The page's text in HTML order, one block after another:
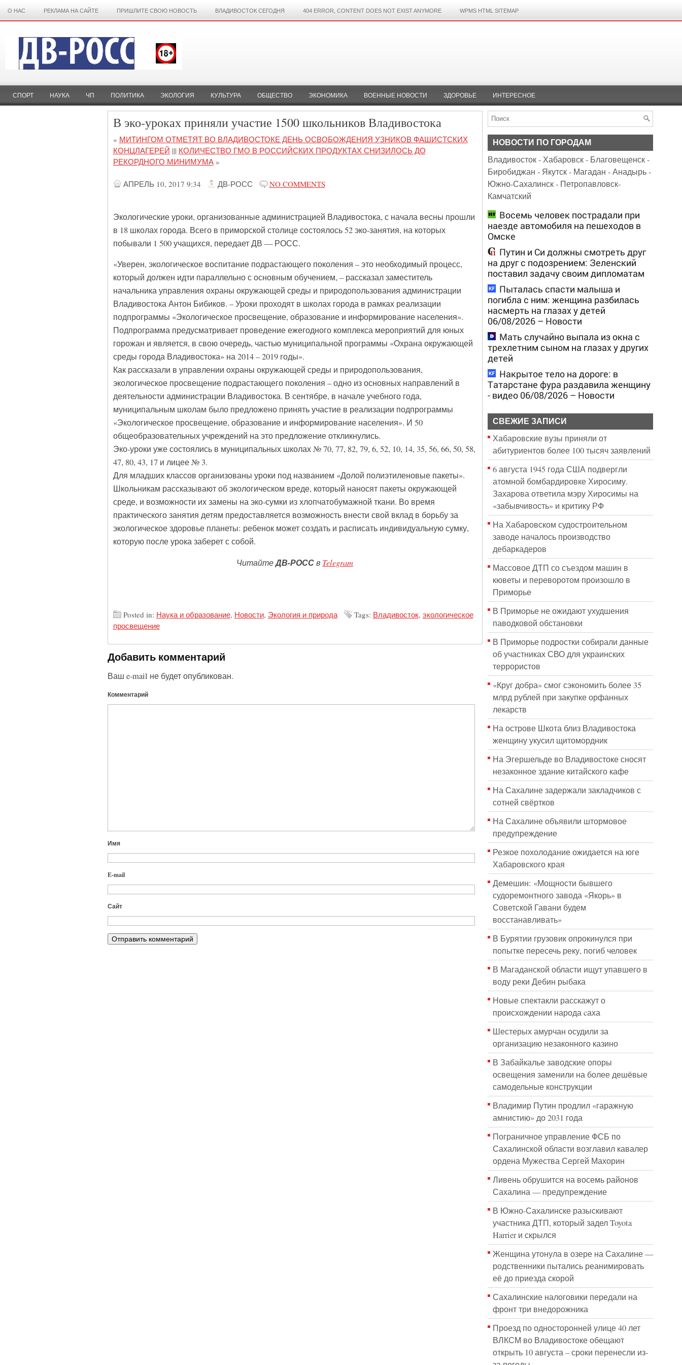
О НАС РЕКЛАМА НА САЙТЕ ПРИШЛИТЕ СВОЮ НОВОСТЬ ВЛАДИВОСТОК СЕГОДНЯ 404 ERROR, CONTENT DOES NOT EXIST ANYMORE WPMS HTML SITEMAP
СПОРТ НАУКА ЧП ПОЛИТИКА ЭКОЛОГИЯ КУЛЬТУРА ОБЩЕСТВО ЭКОНОМИКА ВОЕННЫЕ НОВОСТИ ЗДОРОВЬЕ ИНТЕРЕСНОЕ
В эко-уроках приняли участие 1500 школьников Владивостока
« МИТИНГОМ ОТМЕТЯТ ВО ВЛАДИВОСТОКЕ ДЕНЬ ОСВОБОЖДЕНИЯ УЗНИКОВ ФАШИСТСКИХ
КОНЦЛАГЕРЕЙ ||| КОЛИЧЕСТВО ГМО В РОССИЙСКИХ ПРОДУКТАХ СНИЗИЛОСЬ ДО
РЕКОРДНОГО МИНИМУМА»
АПРЕЛЬ 10, 2017 9:34 ДВ-РОСС NO COMMENTS
Экологические уроки, организованные администрацией Владивостока, с начала весны прошли
в 18 школах города. Всего в приморской столице состоялось 52 эко-занятия, на которых
побывали 1 500 учащихся, передает ДВ — РОСС.
«Уверен, экологическое воспитание подрастающего поколения – это необходимый процесс,
который должен идти параллельно с основным обучением, – рассказал заместитель
начальника управления охраны окружающей среды и природопользования администрации
Владивостока Антон Бибиков. – Уроки проходят в школах города в рамках реализации
подпрограммы «Экологическое просвещение, образование и информирование населения».
Подпрограмма предусматривает проведение ежегодного комплекса мероприятий для юных
горожан и является, в свою очередь, частью муниципальной программы «Охрана окружающей
среды города Владивостока» на 2014 – 2019 годы».
Как рассказали в управлении охраны окружающей среды и природопользования,
экологическое просвещение подрастающего поколения – одно из основных направлений в
деятельности администрации Владивостока. В сентябре, в начале учебного года,
муниципальным школам было предложено принять участие в реализации подпрограммы
«Экологическое просвещение, образование и информирование населения». И 50
общеобразовательных учреждений на это предложение откликнулись.
Эко-уроки уже состоялись в муниципальных школах № 70, 77, 82, 79, 6, 52, 10, 14, 35, 56, 66, 50, 58,
47, 80, 43, 17 и лицее № 3.
Для младших классов организованы уроки под названием «Долой полиэтиленовые пакеты».
Школьникам рассказывают об экологическом вреде, который наносят пакеты окружающей
среде, и возможности их замены на эко-сумки из хлопчатобумажной ткани. Во время
практического занятия детям предоставляется возможность внести свой вклад в борьбу за
экологическое здоровье планеты: ребенок может создать и расписать индивидуальную сумку,
которую после урока заберет с собой.
ЧитайтеДВ-РОССв Telegram
Posted in: Наука и образование, Новости, Экология и природа Tags: Владивосток, экологическое
просвещение
Добавить комментарий
Ваш e-mail не будет опубликован.
Комментарий
Имя
E-mail
Сайт
НОВОСТИ ПО ГОРОДАМ
Владивосток-Хабаровск- Благовещенск-
Биробиджан - Якутск- Магадан -Анадырь-
Южно-Сахалинск- Петропавловск-
Камчатский
Восемь человек пострадали при
наезде автомобиля на пешеходов в
Омске
Путин и Си должны смотреть друг
на друг с подозрением: Зеленский
поставил задачу своим дипломатам
Пыталась спасти малыша и
погибла с ним: женщина разбилась
насмерть на глазах у детей
06/08/2026 – Новости
Мать случайно выпала из окна с
трехлетним сыном на глазах у других
детей
Накрытое тело на дороге: в
Татарстане фура раздавила женщину
- видео 06/08/2026 – Новости
СВЕЖИЕ ЗАПИСИ
Хабаровские вузы приняли от
абитуриентов более 100 тысяч заявлений
6 августа 1945 года США подвергли
атомной бомбардировке Хиросиму.
Захарова ответила мэру Хиросимы на
«забывчивость» и критику РФ
На Хабаровском судостроительном
заводе началось производство
дебаркадеров
Массовое ДТП со съездом машин в
кюветы и переворотом произошло в
Приморье
В Приморье не ожидают ухудшения
паводковой обстановки
В Приморье подростки собирали данные
об участниках СВО для украинских
террористов
«Круг добра» смог сэкономить более 35
млрд рублей при закупке орфанных
лекарств
На острове Шкота близ Владивостока
женщину укусил щитомордник
На Эгершельде во Владивостоке сносят
незаконное здание китайского кафе
На Сахалине задержали закладчиков с
сотней свёртков
На Сахалине объявили штормовое
предупреждение
Резкое похолодание ожидается на юге
Хабаровского края
Демешин: «Мощности бывшего
судоремонтного завода «Якорь» в
Советской Гавани будем
восстанавливать»
В Бурятии грузовик опрокинулся при
попытке пересечь реку, погиб человек
В Магаданской области ищут упавшего в
воду реки Дебин рыбака
Новые спектакли расскажут о
происхождении народа cаха
Шестерых амурчан осудили за
организацию незаконного казино
В Забайкалье заводские опоры
освещения заменили на более дешёвые
самодельные конструкции
Владимир Путин продлил «гаражную
амнистию» до 2031 года
Пограничное управление ФСБ по
Сахалинской области возглавил кавалер
ордена Мужества Сергей Махорин
Ливень обрушится на восемь районов
Сахалина — предупреждение
В Южно-Сахалинске разыскивают
участника ДТП, который задел Toyota
Harrier и скрылся
Женщина утонула в озере на Сахалине —
родственники пытались реанимировать
её до приезда скорой
Сахалинские налоговики передали на
фронт три внедорожника
Проезд по односторонней улице 40 лет
ВЛКСМ во Владивостоке обещают
открыть 10 августа – сроки перенесли из-